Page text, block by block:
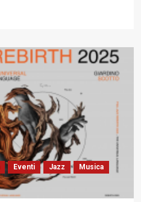
Eventi Jazz
Musica